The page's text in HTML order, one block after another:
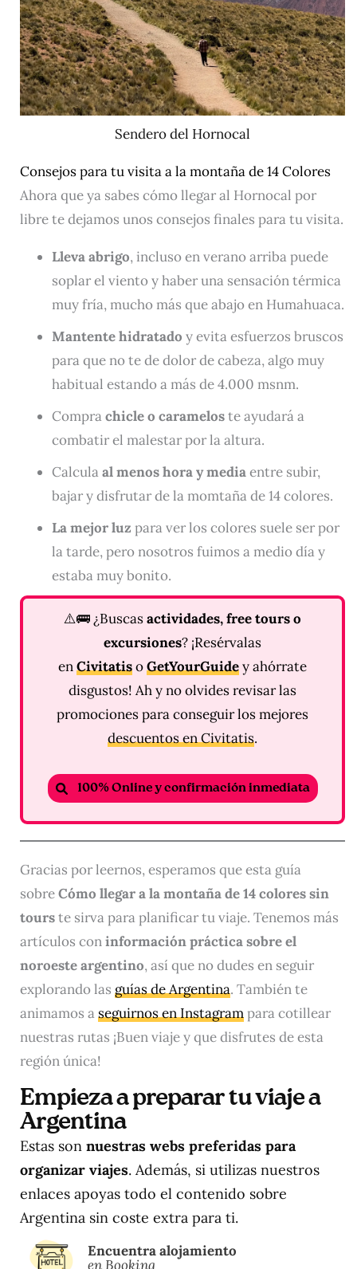
Sendero del Hornocal
Consejos para tu visita a la montaña de 14 Colores
Ahora que ya sabes cómo llegar al Hornocal por
libre te dejamos unos consejos finales para tu visita.
Lleva abrigo, incluso en verano arriba puede
soplar el viento y haber una sensación térmica
muy fría, mucho más que abajo en Humahuaca.
Mantente hidratado y evita esfuerzos bruscos
para que no te de dolor de cabeza, algo muy
habitual estando a más de 4.000 msnm.
Comprachicle o carameloste ayudará a
combatir el malestar por la altura.
Calculaal menos hora y mediaentre subir,
bajar y disfrutar de la momtaña de 14 colores.
La mejor luz para ver los colores suele ser por
la tarde, pero nosotros fuimos a medio día y
estaba muy bonito.
⚠️🚌 ¿Buscasactividades, free tours o
excursiones? ¡Resérvalas
enCivitatisoGetYourGuidey ahórrate
disgustos! Ah y no olvides revisar las
promociones para conseguir los mejores
descuentos en Civitatis.
100% Online y confirmación inmediata
Gracias por leernos, esperamos que esta guía
sobreCómo llegar a la montaña de 14 colores sin
tourste sirva para planificar tu viaje. Tenemos más
artículos coninformación práctica sobre el
noroeste argentino, así que no dudes en seguir
explorando las guías de Argentina. También te
animamos aseguirnos en Instagrampara cotillear
nuestras rutas ¡Buen viaje y que disfrutes de esta
región única!
Empieza a preparar tu viaje a
Argentina
Estas son nuestras webs preferidas para
organizar viajes. Además, si utilizas nuestros
enlaces apoyas todo el contenido sobre
Argentina sin coste extra para ti.
Encuentra alojamiento
en Booking